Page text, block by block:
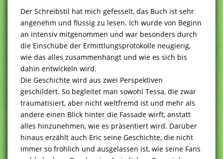
Der Schreibstil hat mich gefesselt, das Buch ist sehr
angenehm und flüssig zu lesen. Ich wurde von Beginn
an intensiv mitgenommen und war besonders durch
die Einschübe der Ermittlungsprotokolle neugierig,
wie das alles zusammenhängt und wie es sich bis
dahin entwickeln wird.
Die Geschichte wird aus zwei Perspektiven
geschildert. So begleitet man sowohl Tessa, die zwar
traumatisiert, aber nicht weltfremd ist und mehr als
andere einen Blick hinter die Fassade wirft, anstatt
alles hinzunehmen, wie es präsentiert wird. Darüber
hinaus erzählt auch Eric seine Geschichte, die nicht
immer so fröhlich und ausgelassen ist, wie seine Fans